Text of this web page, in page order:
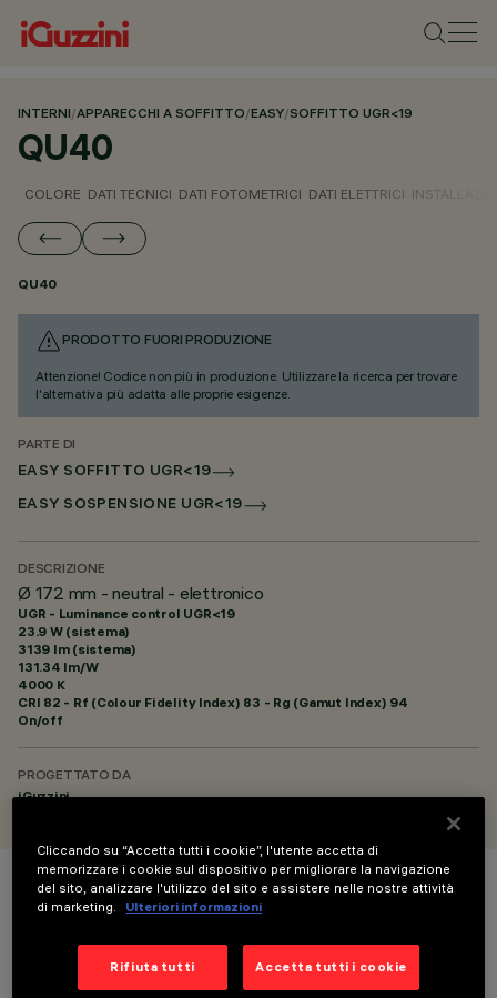
INTERNI/APPARECCHI A SOFFITTO/EASY/SOFFITTO UGR<19
QU40
COLORE DATI TECNICI DATI FOTOMETRICI DATI ELETTRICI
QU40
PRODOTTO FUORI PRODUZIONE
Attenzione! Codice non più in produzione. Utilizzare la ricerca per trovare
l'alternativa più adatta alle proprie esigenze.
PARTE DI
EASY SOFFITTO UGR<19
EASY SOSPENSIONE UGR<19
DESCRIZIONE
Ø 172 mm - neutral - elettronico
UGR - Luminance control UGR<19
23.9 W (sistema)
3139 lm (sistema)
131.34 lm/W
4000 K
CRI 82 - Rf (Colour Fidelity Index) 83 - Rg (Gamut Index) 94
On/off
PROGETTATO DA
iGuzzini
COLORE
Cliccando su “Accetta tutti i cookie”, l'utente accetta di
memorizzare i cookie sul dispositivo per migliorare la navigazione
del sito, analizzare l'utilizzo del sito e assistere nelle nostre attività
di marketing.
Ulteriori informazioni
Rifiuta tutti Accetta tutti i cookie